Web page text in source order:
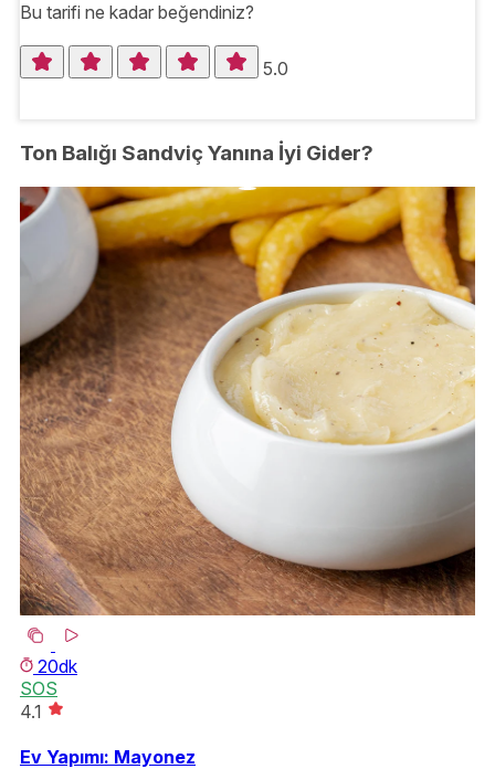
Bu tarifi ne kadar beğendiniz?
5.0
Ton Balığı Sandviç Yanına İyi Gider?
20dk
SOS
4.1
Ev Yapımı: Mayonez